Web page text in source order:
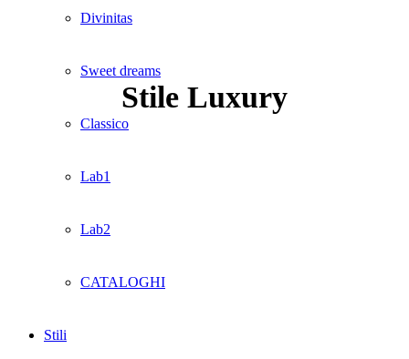
Divinitas
Sweet dreams
Classico
Lab1
Lab2
CATALOGHI
Stili
Stile Luxury